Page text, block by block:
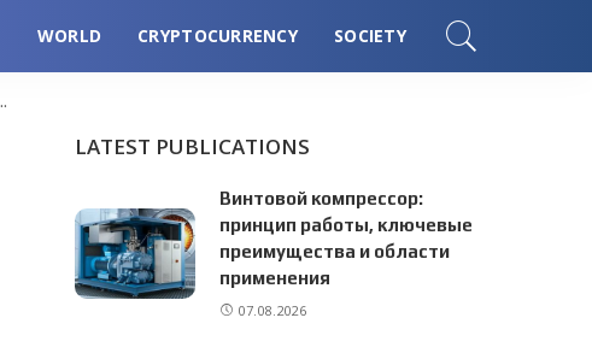
WORLD CRYPTOCURRENCY SOCIETY
LATEST PUBLICATIONS
Винтовой компрессор:
принцип работы, ключевые
преимущества и области
применения
07.08.2026